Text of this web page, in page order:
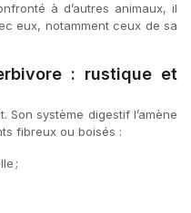
à d’autres animaux, il
eux, notamment ceux de sa
: rustique et
Son système digestif l’amène
fibreux ou boisés :
;